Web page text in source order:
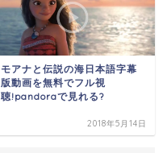
モアナと伝説の海日本語字幕
版動画を無料でフル視
聴!pandoraで見れる?
2018年5月14日